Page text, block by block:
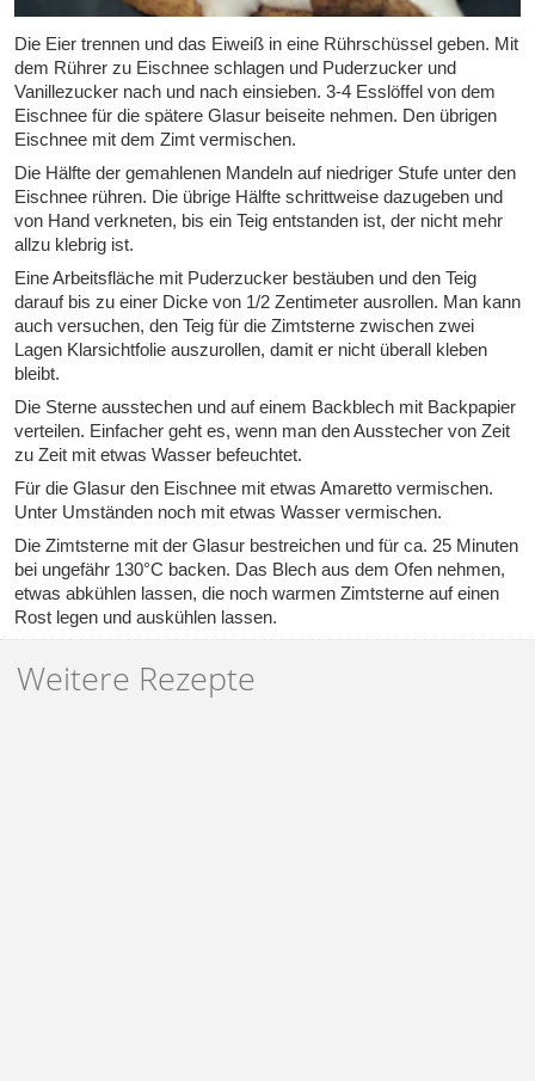
Die Eier trennen und das Eiweiß in eine Rührschüssel geben. Mit
dem Rührer zu Eischnee schlagen und Puderzucker und
Vanillezucker nach und nach einsieben. 3-4 Esslöffel von dem
Eischnee für die spätere Glasur beiseite nehmen. Den übrigen
Eischnee mit dem Zimt vermischen.
Die Hälfte der gemahlenen Mandeln auf niedriger Stufe unter den
Eischnee rühren. Die übrige Hälfte schrittweise dazugeben und
von Hand verkneten, bis ein Teig entstanden ist, der nicht mehr
allzu klebrig ist.
Eine Arbeitsfläche mit Puderzucker bestäuben und den Teig
darauf bis zu einer Dicke von 1/2 Zentimeter ausrollen. Man kann
auch versuchen, den Teig für die Zimtsterne zwischen zwei
Lagen Klarsichtfolie auszurollen, damit er nicht überall kleben
bleibt.
Die Sterne ausstechen und auf einem Backblech mit Backpapier
verteilen. Einfacher geht es, wenn man den Ausstecher von Zeit
zu Zeit mit etwas Wasser befeuchtet.
Für die Glasur den Eischnee mit etwas Amaretto vermischen.
Unter Umständen noch mit etwas Wasser vermischen.
Die Zimtsterne mit der Glasur bestreichen und für ca. 25 Minuten
bei ungefähr 130°C backen. Das Blech aus dem Ofen nehmen,
etwas abkühlen lassen, die noch warmen Zimtsterne auf einen
Rost legen und auskühlen lassen.
Weitere Rezepte